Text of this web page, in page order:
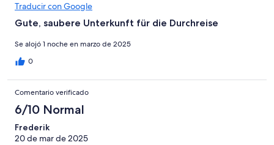
Traducir con Google
Gute, saubere Unterkunft für die Durchreise
Se alojó 1 noche en marzo de 2025
0
Comentario verificado
6/10 Normal
Frederik
20 de mar de 2025